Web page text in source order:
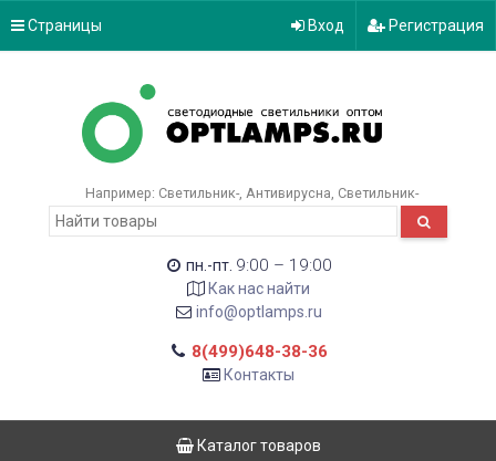
Страницы Вход Регистрация
Например: Светильник- Антивирусна Светильник-
пн.-пт. 9:00 – 19:00
Как нас найти
info@optlamps.ru
8(499)648-38-36
Контакты
Каталог товаров